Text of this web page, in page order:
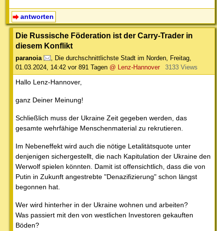
antworten
Die Russische Föderation ist der Carry-Trader in
diesem Konflikt
paranoia , Die durchschnittlichste Stadt im Norden, Freitag,
01.03.2024, 14:42 vor 891 Tagen @ Lenz-Hannover 3133 Views
Hallo Lenz-Hannover,
ganz Deiner Meinung!
Schließlich muss der Ukraine Zeit gegeben werden, das
gesamte wehrfähige Menschenmaterial zu rekrutieren.
Im Nebeneffekt wird auch die nötige Letalitätsquote unter
denjenigen sichergestellt, die nach Kapitulation der Ukraine den
Werwolf spielen könnten. Damit ist offensichtlich, dass die von
Putin in Zukunft angestrebte "Denazifizierung" schon längst
begonnen hat.
Wer wird hinterher in der Ukraine wohnen und arbeiten?
Was passiert mit den von westlichen Investoren gekauften
Böden?